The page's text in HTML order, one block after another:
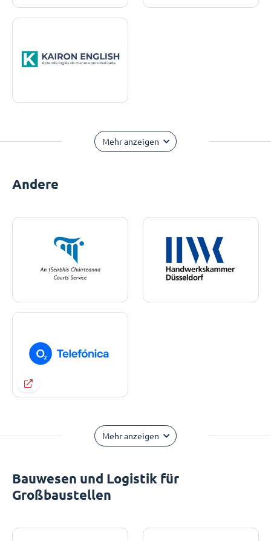
Mehr anzeigen
Andere
Mehr anzeigen
Bauwesen und Logistik für
Großbaustellen